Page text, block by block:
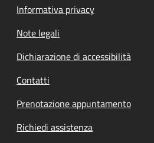
Informativa privacy
Note legali
Dichiarazione di accessibilità
Contatti
Prenotazione appuntamento
Richiedi assistenza